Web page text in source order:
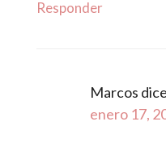
Responder
Marcos dice
enero 17,